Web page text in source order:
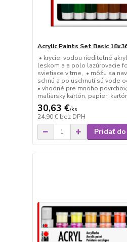
Acrylic Paints Set Basic
• krycie, vodou riediteľné
leskom a a polo lazúrovacie
svietiace v tme, • môžu sa
schnú a po uschnutí sú vode
• vhodné pre mnoho
maliarsky kartón, papier,
30,63 €/ks
24,90 € bez DPH
Pridať